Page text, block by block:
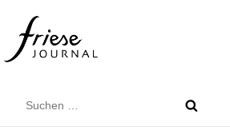
nach: